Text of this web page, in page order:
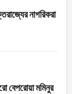
নাগরিকরা
বেপরোয়া মমিনুর